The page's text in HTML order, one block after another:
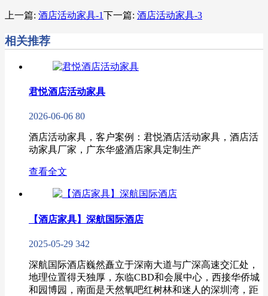
上一篇: 酒店活动家具-1下一篇: 酒店活动家具-3
相关推荐
君悦酒店活动家具
2026-06-06 80
酒店活动家具，客户案例：君悦酒店活动家具，酒店活
动家具厂家，广东华盛酒店家具定制生产
查看全文
【酒店家具】深航国际酒店
2025-05-29 342
深航国际酒店巍然矗立于深南大道与广深高速交汇处，
地理位置得天独厚，东临CBD和会展中心，西接华侨城
和园博园，南面是天然氧吧红树林和迷人的深圳湾，距